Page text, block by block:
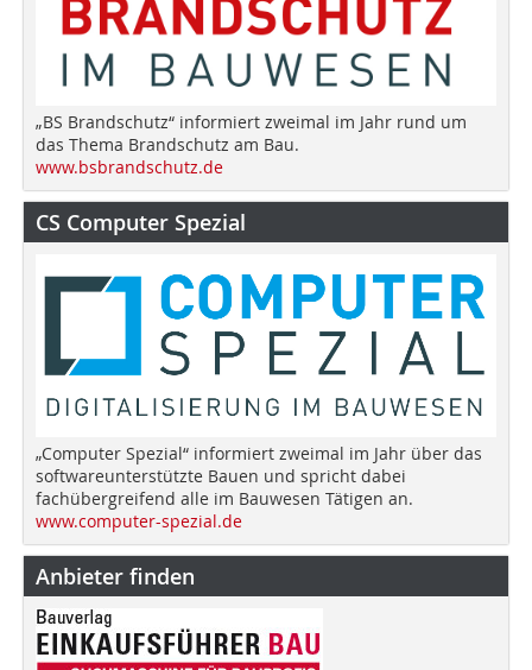
„BS Brandschutz“ informiert zweimal im Jahr rund um
das Thema Brandschutz am Bau.
www.bsbrandschutz.de
CS Computer Spezial
„Computer Spezial“ informiert zweimal im Jahr über das
softwareunterstützte Bauen und spricht dabei
fachübergreifend alle im Bauwesen Tätigen an.
www.computer-spezial.de
Anbieter finden